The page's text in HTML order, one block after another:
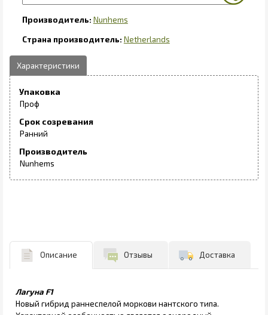
Nunhems
Netherlands
Упаковка
Проф
Срок созревания
Ранний
Производитель
Nunhems
Описание Отзывы Доставка
Лагуна F1
Новый гибрид раннеспелой моркови нантского типа.